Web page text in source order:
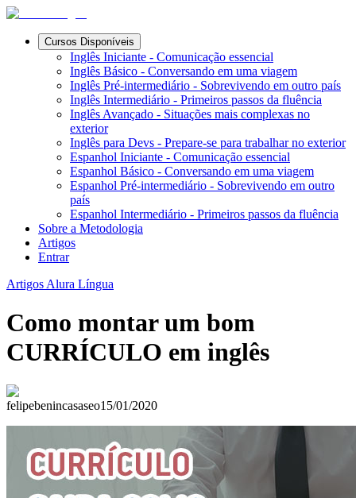
Cursos Disponíveis
Inglês Iniciante - Comunicação essencial
Inglês Básico - Conversando em uma viagem
Inglês Pré-intermediário - Sobrevivendo em outro país
Inglês Intermediário - Primeiros passos da fluência
Inglês Avançado - Situações mais complexas no
exterior
Inglês para Devs - Prepare-se para trabalhar no exterior
Espanhol Iniciante - Comunicação essencial
Espanhol Básico - Conversando em uma viagem
Espanhol Pré-intermediário - Sobrevivendo em outro
país
Espanhol Intermediário - Primeiros passos da fluência
Sobre a Metodologia
Artigos
Entrar
Artigos Alura Língua
Como montar um bom
CURRÍCULO em inglês
felipebenincasaseo15/01/2020